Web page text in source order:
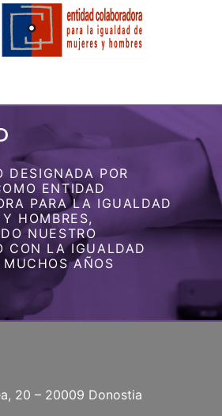
DESIGNADA POR
ENTIDAD
PARA LA IGUALDAD
HOMBRES,
NUESTRO
CON LA IGUALDAD
AÑOS
20 – 20009 Donostia